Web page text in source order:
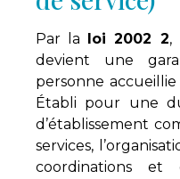
Par la loi 2002 2,
devient une
personne accueillie
Établi pour une
d’établissement
services,
coordinations et